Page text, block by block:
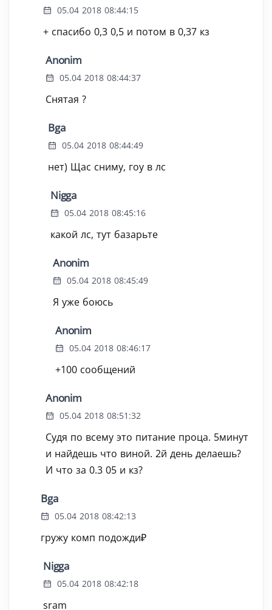
05.04 2018 08:44:15
+ спасибо 0,3 0,5 и потом в 0,37 кз
Anonim
05.04 2018 08:44:37
Снятая ?
Bga
05.04 2018 08:44:49
нет) Щас сниму, гоу в лс
Nigga
05.04 2018 08:45:16
какой лс, тут базарьте
Anonim
05.04 2018 08:45:49
Я уже боюсь
Anonim
05.04 2018 08:46:17
+100 сообщений
Anonim
05.04 2018 08:51:32
Судя по всему это питание проца. 5минут
и найдешь что виной. 2й день делаешь?
И что за 0.3 05 и кз?
Bga
05.04 2018 08:42:13
гружу комп подожди₽
Nigga
05.04 2018 08:42:18
sram